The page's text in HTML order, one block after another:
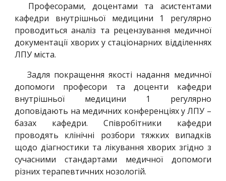
Професорами, доцентами та асистентами
кафедри внутрішньої медицини 1 регулярно
проводиться аналіз та рецензування медичної
документації хворих у стаціонарних відділеннях
ЛПУ міста.
Задля покращення якості надання медичної
допомоги професори та доценти кафедри
внутрішньої медицини 1 регулярно
доповідають на медичних конференціях у ЛПУ –
базах кафедри. Співробітники кафедри
проводять клінічні розбори тяжких випадків
щодо діагностики та лікування хворих згідно з
сучасними стандартами медичної допомоги
різних терапевтичних нозологій.